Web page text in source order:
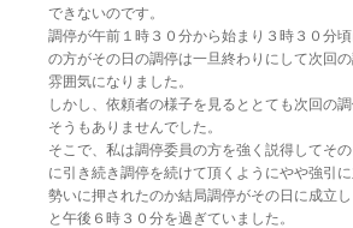
できないのです。
調停が午前１時３０分から始まり３時３０分
の方がその日の調停は一旦終わりにして次回
雰囲気になりました。
しかし、依頼者の様子を見るととても次回の
そうもありませんでした。
そこで、私は調停委員の方を強く説得してそ
に引き続き調停を続けて頂くようにやや強引
勢いに押されたのか結局調停がその日に成立
と午後６時３０分を過ぎていました。